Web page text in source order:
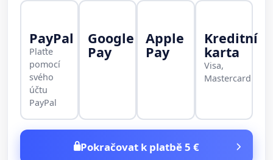
PayPal
Plaťte
pomocí
svého
účtu
PayPal
Google
Pay
Apple
Pay
Kreditní
karta
Visa,
Mastercard
Pokračovat k platbě 5 €